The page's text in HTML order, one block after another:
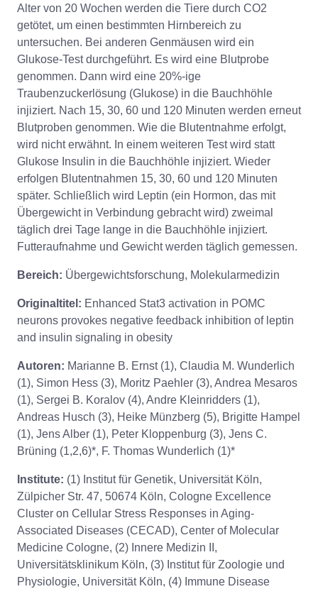
Alter von 20 Wochen werden die Tiere durch CO2
getötet, um einen bestimmten Hirnbereich zu
untersuchen. Bei anderen Genmäusen wird ein
Glukose-Test durchgeführt. Es wird eine Blutprobe
genommen. Dann wird eine 20%-ige
Traubenzuckerlösung (Glukose) in die Bauchhöhle
injiziert. Nach 15, 30, 60 und 120 Minuten werden erneut
Blutproben genommen. Wie die Blutentnahme erfolgt,
wird nicht erwähnt. In einem weiteren Test wird statt
Glukose Insulin in die Bauchhöhle injiziert. Wieder
erfolgen Blutentnahmen 15, 30, 60 und 120 Minuten
später. Schließlich wird Leptin (ein Hormon, das mit
Übergewicht in Verbindung gebracht wird) zweimal
täglich drei Tage lange in die Bauchhöhle injiziert.
Futteraufnahme und Gewicht werden täglich gemessen.
Bereich: Übergewichtsforschung, Molekularmedizin
Originaltitel: Enhanced Stat3 activation in POMC
neurons provokes negative feedback inhibition of leptin
and insulin signaling in obesity
Autoren: Marianne B. Ernst (1), Claudia M. Wunderlich
(1), Simon Hess (3), Moritz Paehler (3), Andrea Mesaros
(1), Sergei B. Koralov (4), Andre Kleinridders (1),
Andreas Husch (3), Heike Münzberg (5), Brigitte Hampel
(1), Jens Alber (1), Peter Kloppenburg (3), Jens C.
Brüning (1,2,6)*, F. Thomas Wunderlich (1)*
Institute: (1) Institut für Genetik, Universität Köln,
Zülpicher Str. 47, 50674 Köln, Cologne Excellence
Cluster on Cellular Stress Responses in Aging-
Associated Diseases (CECAD), Center of Molecular
Medicine Cologne, (2) Innere Medizin II,
Universitätsklinikum Köln, (3) Institut für Zoologie und
Physiologie, Universität Köln, (4) Immune Disease